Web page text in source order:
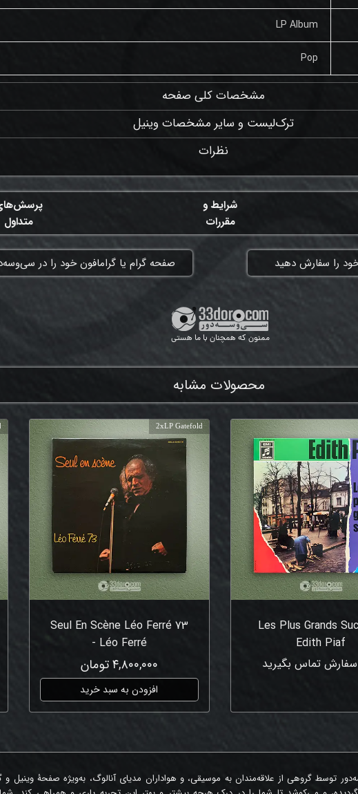
LP Album
Pop
مشخصات کلی صفحه
ترک‌لیست و سایر مشخصات وینیل
نظرات
شرایط و
مقررات
متداول
را سفارش دهید ​صفحه گرام یا گرامافون خود را در
ممنون که همچنان با ما هستی
محصولات مشابه
Les Plus Grands
Edith Piaf
سفارش تماس بگیرید
Seul En Scène Léo Ferré 73
- Léo Ferré
۴,۸۰۰,۰۰۰ تومان
افزودن به سبد خرید
2xLP Gatefold
توسط گروهی از علاقه‌مندان به موسیقی، و هواداران مدیای آنالوگ، به‌ویژه صفحۀ وینیل و